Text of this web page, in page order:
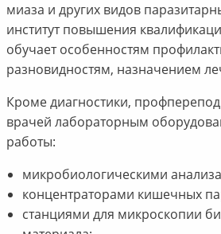
миаза и других видов
институт повышения
обучает особенностям
разновидностям, назначением
Кроме диагностики,
врачей лабораторным
работы:
микробиологическими
концентраторами кишечных
станциями для микроскопии